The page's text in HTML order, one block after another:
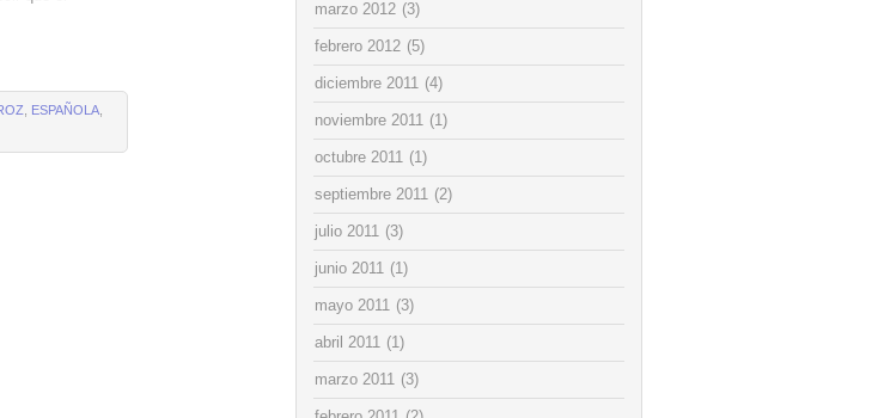
ESPAÑOLA
marzo 2012 (3)
febrero 2012 (5)
diciembre 2011 (4)
noviembre 2011 (1)
octubre 2011 (1)
septiembre 2011 (2)
julio 2011 (3)
junio 2011 (1)
mayo 2011 (3)
abril 2011 (1)
marzo 2011 (3)